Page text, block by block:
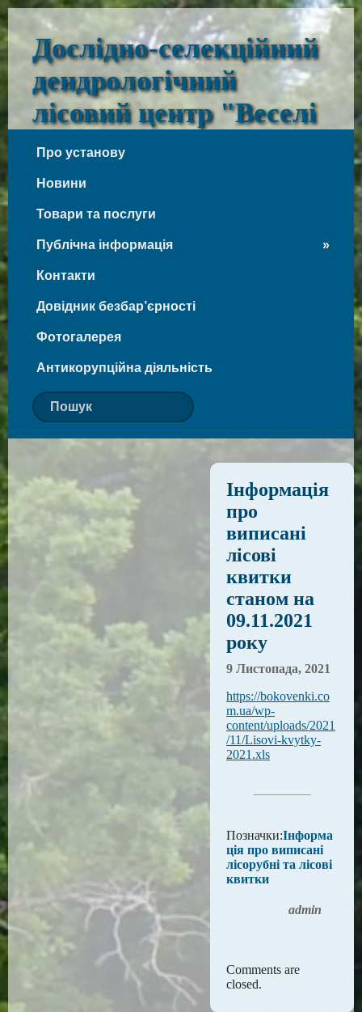
Дослідно-селекційний
дендрологічний
лісовий центр "Веселі
Боковеньки"
Веселі Боковеньки
Про установу
Новини
Товари та послуги
Публічна інформація
Контакти
Довідник безбар’єрності
Фотогалерея
Антикорупційна діяльність
Інформація
про
виписані
лісові
квитки
станом на
09.11.2021
року
9 Листопада, 2021
https://bokovenki.co
m.ua/wp-
content/uploads/2021
/11/Lisovi-kvytky-
2021.xls
Позначки:Інформа
ція про виписані
лісорубні та лісові
квитки
admin
Comments are
closed.